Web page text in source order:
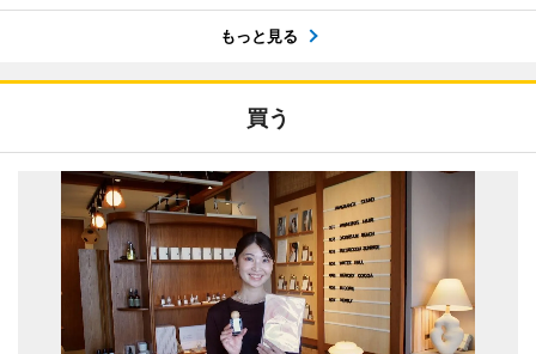
もっと見る
買う